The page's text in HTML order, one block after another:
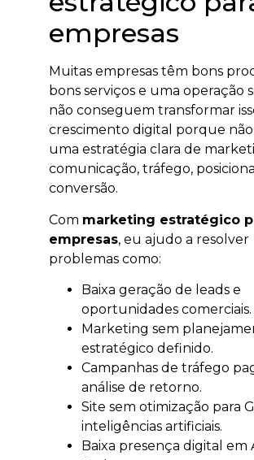
empresas
Muitas empresas têm bons
bons serviços e uma operação
não conseguem transformar
crescimento digital porque
uma estratégia clara de
comunicação, tráfego,
conversão.
Com marketing estratégico
empresas, eu ajudo a resolver
problemas como:
Baixa geração de leads e
oportunidades comerciais.
Marketing sem
estratégico definido.
Campanhas de tráfego
análise de retorno.
Site sem otimização para
inteligências artificiais.
Baixa presença digital em